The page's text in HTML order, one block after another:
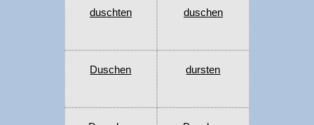
duschten duschen
Duschen dursten